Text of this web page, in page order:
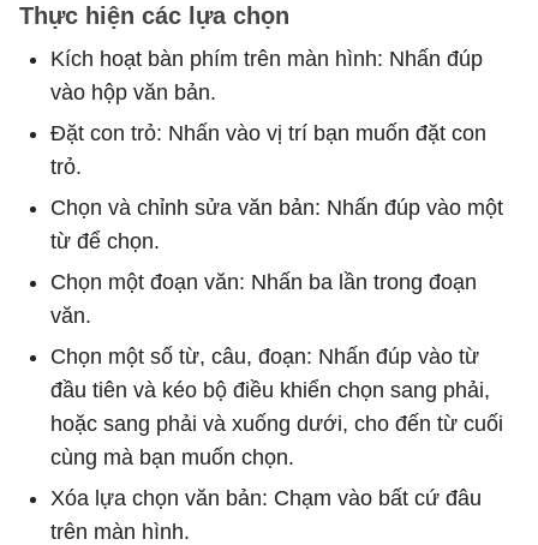
Thực hiện các lựa chọn
Kích hoạt bàn phím trên màn hình: Nhấn đúp
vào hộp văn bản.
Đặt con trỏ: Nhấn vào vị trí bạn muốn đặt con
trỏ.
Chọn và chỉnh sửa văn bản: Nhấn đúp vào một
từ để chọn.
Chọn một đoạn văn: Nhấn ba lần trong đoạn
văn.
Chọn một số từ, câu, đoạn: Nhấn đúp vào từ
đầu tiên và kéo bộ điều khiển chọn sang phải,
hoặc sang phải và xuống dưới, cho đến từ cuối
cùng mà bạn muốn chọn.
Xóa lựa chọn văn bản: Chạm vào bất cứ đâu
trên màn hình.